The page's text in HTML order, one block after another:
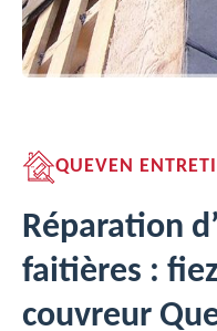
QUEVEN
Réparation
faitières :
couvreur